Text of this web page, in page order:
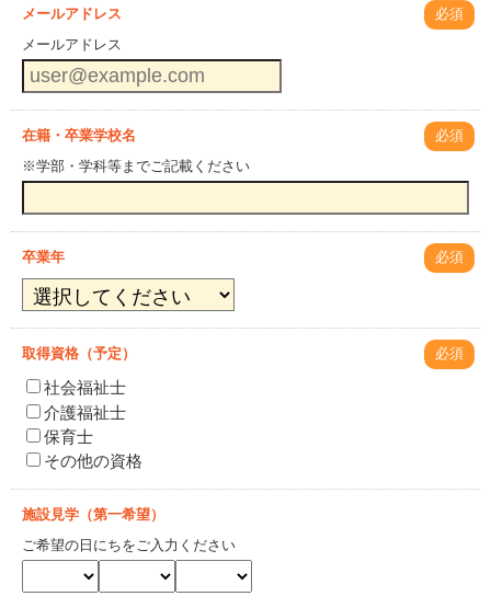
メールアドレス
必須
メールアドレス
在籍・卒業学校名
必須
※学部・学科等までご記載ください
卒業年 必須
取得資格（予定） 必須
社会福祉士
介護福祉士
保育士
その他の資格
施設見学（第一希望）
ご希望の日にちをご入力ください